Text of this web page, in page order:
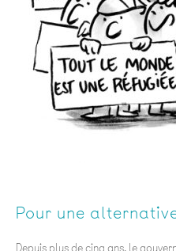
Pour une